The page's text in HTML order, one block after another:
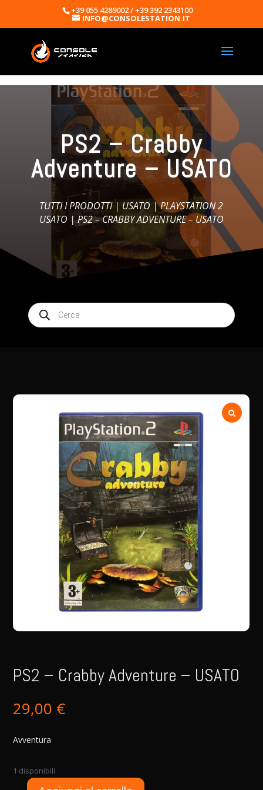
+39 055 4289002 / +39 392 2343100
INFO@CONSOLESTATION.IT
PS2 – Crabby
Adventure – USATO
TUTTI I PRODOTTI| USATO |PLAYSTATION 2
USATO| PS2 – CRABBY ADVENTURE – USATO
Products
search
PS2 – Crabby Adventure – USATO
29,00 €
Avventura
1 disponibili